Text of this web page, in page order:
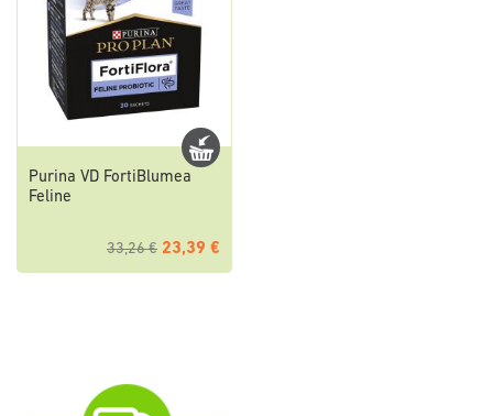
Purina VD FortiBlumea
Feline
33,26 € 23,39 €